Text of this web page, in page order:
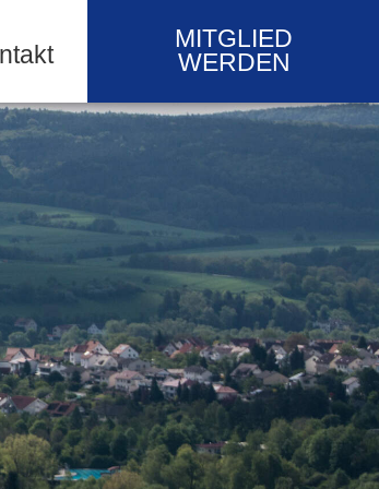
MITGLIED
WERDEN